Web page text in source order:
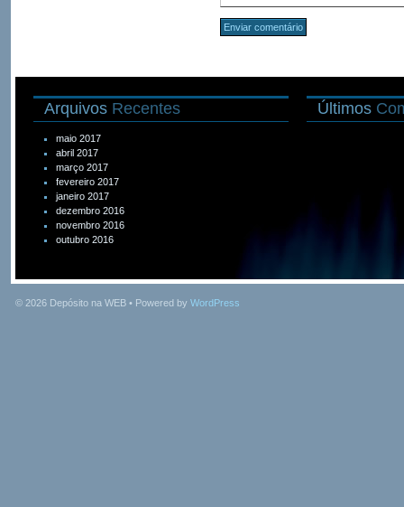
Arquivos Recentes
maio 2017
abril 2017
março 2017
fevereiro 2017
janeiro 2017
dezembro 2016
novembro 2016
outubro 2016
Últimos
© 2026 Depósito na WEB • Powered by WordPress